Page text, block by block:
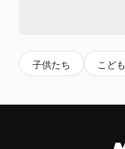
子供たち こども